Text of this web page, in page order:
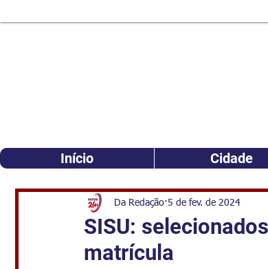
Início Cidade
SISU:
matrícula
Da Redação 5 de fev. de 2024